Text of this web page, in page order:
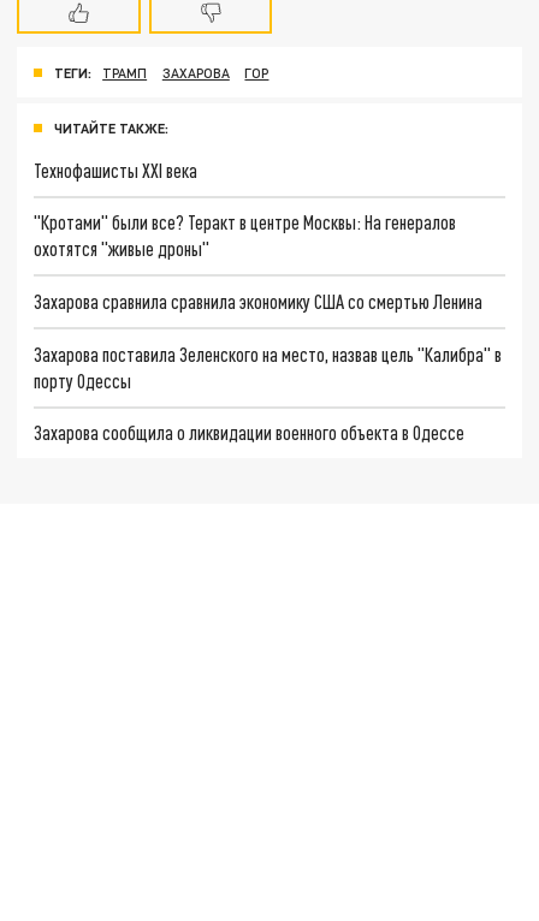
ТЕГИ: ТРАМП ЗАХАРОВА ГОР
ЧИТАЙТЕ ТАКЖЕ:
Технофашисты XXI века
"Кротами" были все? Теракт в центре Москвы: На генералов
охотятся "живые дроны"
Захарова сравнила сравнила экономику США со смертью Ленина
Захарова поставила Зеленского на место, назвав цель "Калибра" в
порту Одессы
Захарова сообщила о ликвидации военного объекта в Одессе